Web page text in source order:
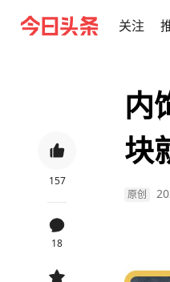
关注
157
18
内
块
原创